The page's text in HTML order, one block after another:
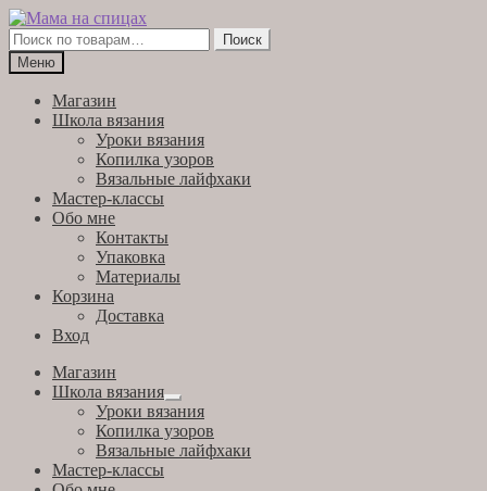
Перейти
к
навигации
Перейти
к
содержимому
Искать:
Поиск
Меню
Магазин
Школа вязания
Уроки вязания
Копилка узоров
Вязальные лайфхаки
Мастер-классы
Обо мне
Контакты
Упаковка
Материалы
Корзина
Доставка
Вход
Магазин
Школа вязания
Развернутое
вложенное
меню
Уроки вязания
Копилка узоров
Вязальные лайфхаки
Мастер-классы